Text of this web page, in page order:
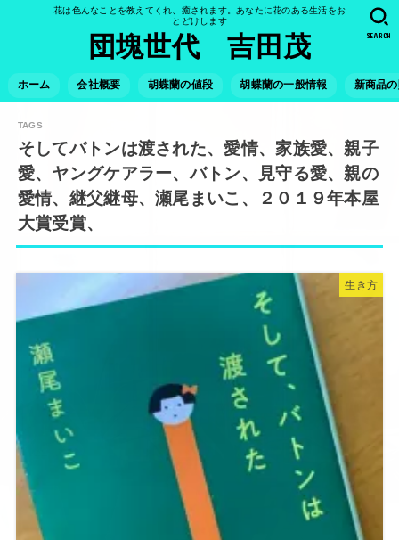
花は色んなことを教えてくれ、癒されます。あなたに花のある生活をお
とどけします
団塊世代 吉田茂
ホーム 会社概要 胡蝶蘭の値段 胡蝶蘭の一般情報 新商品
SEARCH
そしてバトンは渡された、愛情、家族愛、親子
愛、ヤングケアラー、バトン、見守る愛、親の
愛情、継父継母、瀬尾まいこ、２０１９年本屋
大賞受賞、
生き方